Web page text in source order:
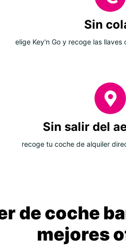
Sin
elige Key'n Go y recoge las
Sin salir del
recoge tu coche de alquiler
de coche
mejores